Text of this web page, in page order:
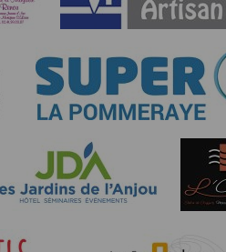
sur vos cartes de crédit ou de
uploading a photo to the gallery.
credit or debit cards will be collected.